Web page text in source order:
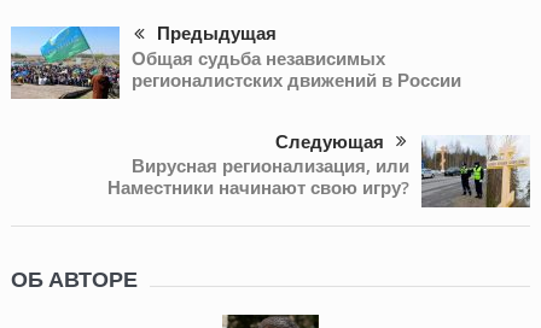
Предыдущая
Общая судьба независимых
регионалистских движений в России
Следующая
Вирусная регионализация, или
Наместники начинают свою игру?
ОБ АВТОРЕ